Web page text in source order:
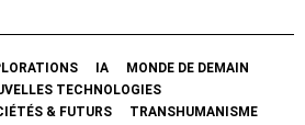
IA
MONDE DE DEMAIN
TECHNOLOGIES
& FUTURS
TRANSHUMANISME